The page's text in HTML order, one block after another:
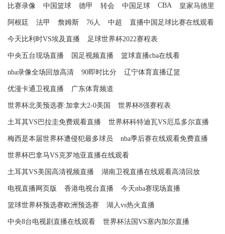
比赛录像 中国篮球 德甲 转会 中国足球 CBA 皇家马德里
阿根廷 法甲 詹姆斯 76人 中超 直播中国足球比赛在线观看
今天比利时VS埃及直播 足球世界杯2022赛程表
中央五台现场直播 国足视频直播 篮球直播cba在线看
nba录像全场回放高清 90即时比分 辽宁体育直播辽篮
优漫卡通卫视直播 广东体育频道
世界杯北美预选赛:加拿大2-0美国 世界杯8强赛程表
土耳其VS巴拉圭免费观看直播 世界杯科特迪瓦VS厄瓜多尔直播
梅西是本届世界杯遭侵犯最多球员 nba季后赛在线观看免费直播
世界杯巴拿马VS克罗地亚直播在线观看
土耳其VS美国高清视频直播 湖南卫视直播在线观看高清回放
电视直播网页版 香港电视台直播 今天nba赛现场直播
篮球世界杯预选赛欧洲预选赛 湖人vs热火直播
中央8台电视剧直播在线观看 世界杯法国VS塞内加尔直播